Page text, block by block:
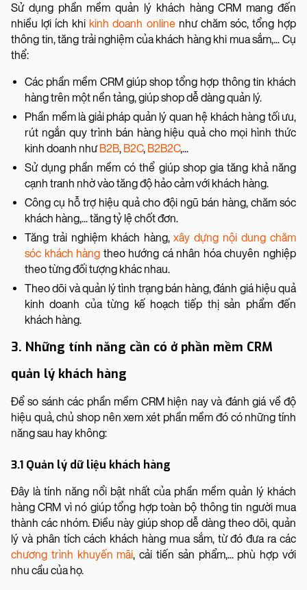
Sử dụng phần mềm quản lý khách hàng CRM mang đến
nhiều lợi ích khi kinh doanh onlinenhư chăm sóc, tổng hợp
thông tin, tăng trải nghiệm của khách hàng khi mua sắm,... Cụ
thể:
Các phần mềm CRM giúp shop tổng hợp thông tin khách
hàng trên một nền tảng, giúp shop dễ dàng quản lý.
Phần mềm là giải pháp quản lý quan hệ khách hàng tối ưu,
rút ngắn quy trình bán hàng hiệu quả cho mọi hình thức
kinh doanh nhưB2B, B2C, B2B2C,...
Sử dụng phần mềm có thể giúp shop gia tăng khả năng
cạnh tranh nhờ vào tăng độ hảo cảm với khách hàng.
Công cụ hỗ trợ hiệu quả cho đội ngũ bán hàng, chăm sóc
khách hàng,... tăng tỷ lệ chốt đơn.
Tăng trải nghiệm khách hàng,xây dựng nội dung chăm
sóc khách hàng theo hướng cá nhân hóa chuyên nghiệp
theo từng đối tượng khác nhau.
Theo dõi và quản lý tình trạng bán hàng, đánh giá hiệu quả
kinh doanh của từng kế hoạch tiếp thị sản phẩm đến
khách hàng.
3. Những tính năng cần có ở phần mềm CRM
quản lý khách hàng
Để so sánh các phần mềm CRM hiện nay và đánh giá về độ
hiệu quả, chủ shop nên xem xét phần mềm đó có những tính
năng sau hay không:
3.1 Quản lý dữ liệu khách hàng
Đây là tính năng nổi bật nhất của phần mềm quản lý khách
hàng CRM vì nó giúp tổng hợp toàn bộ thông tin người mua
thành các nhóm. Điều này giúp shop dễ dàng theo dõi, quản
lý và phân tích cách khách hàng mua sắm, từ đó đưa ra các
chương trình khuyến mãi, cải tiến sản phẩm,... phù hợp với
nhu cầu của họ.